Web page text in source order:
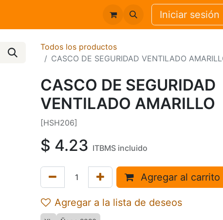
Iniciar sesión
Todos los productos
CASCO DE SEGURIDAD VENTILADO
CASCO DE SEGURIDAD
VENTILADO AMARILLO
[HSH206]
$ 4.23 ITBMS incluido
Agregar al carrito
Agregar a la lista de deseos